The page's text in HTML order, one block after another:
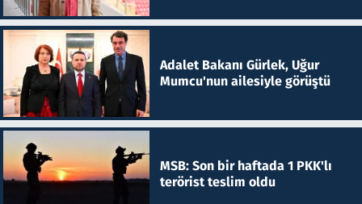
Adalet Bakanı Gürlek, Uğur
Mumcu'nun ailesiyle görüştü
MSB: Son bir haftada 1 PKK'lı
terörist teslim oldu